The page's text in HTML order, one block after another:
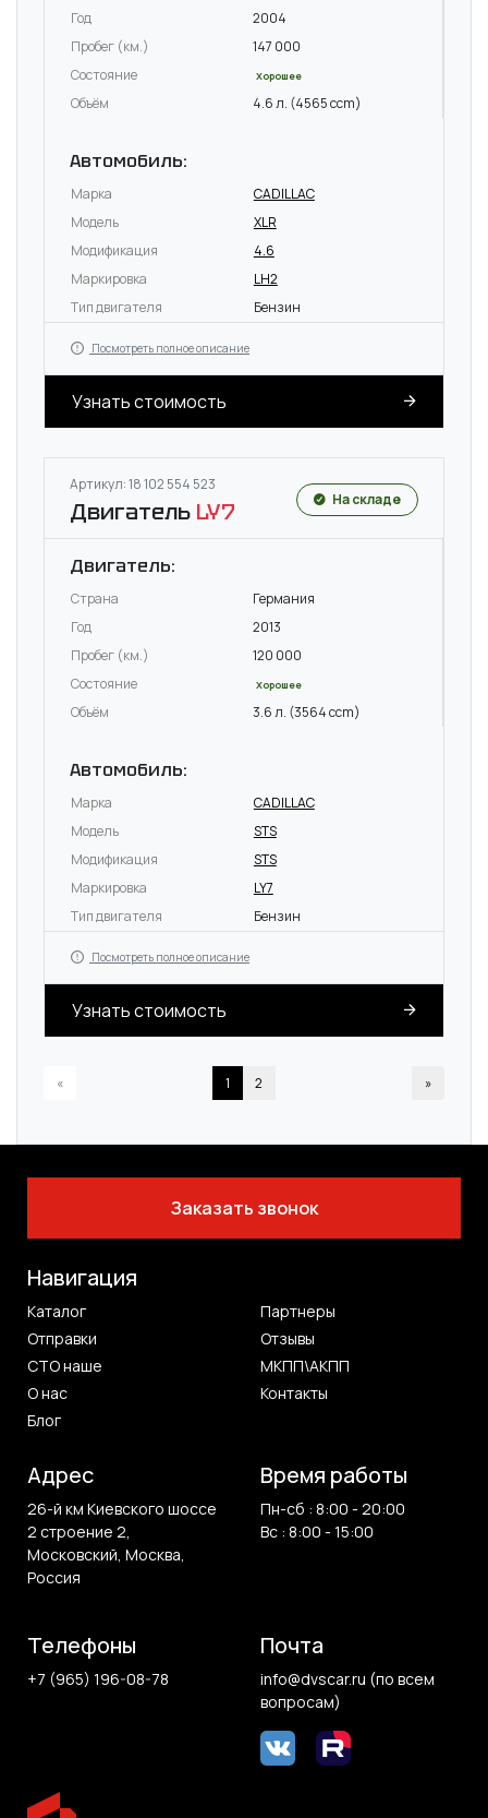
Год
2004
Пробег (км.)
147 000
Состояние
Хорошее
Объём 4.6 л. (4565 ccm)
Автомобиль:
Марка
CADILLAC
Модель
XLR
Модификация
4.6
Маркировка
LH2
Тип двигателя
Бензин
Посмотреть полное описание
Узнать стоимость
Артикул: 18 102 554 523
Двигатель LY7 На складе
Двигатель:
Страна
Германия
Год
2013
Пробег (км.)
120 000
Состояние
Хорошее
Объём 3.6 л. (3564 ccm)
Автомобиль:
Марка
CADILLAC
Модель
STS
Модификация
STS
Маркировка
LY7
Тип двигателя
Бензин
Посмотреть полное описание
Узнать стоимость
« 1 2 »
Заказать звонок
Навигация
Каталог
Партнеры
Отправки
Отзывы
СТО наше
МКПП\АКПП
О нас
Контакты
Блог
Адрес
26-й км Киевского шоссе
2 строение 2,
Московский, Москва,
Россия
Время работы
Пн-сб : 8:00 - 20:00
Вс : 8:00 - 15:00
Телефоны
+7 (965) 196-08-78
Почта
info@dvscar.ru (по всем
вопросам)